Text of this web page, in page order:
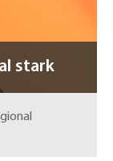
stark